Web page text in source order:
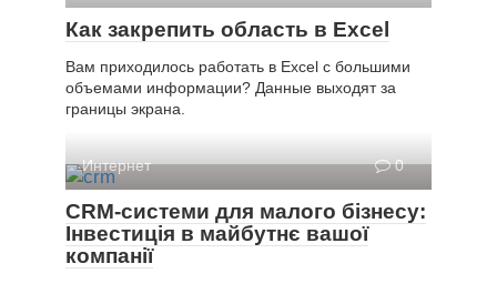
Как закрепить область в Excel
Вам приходилось работать в Excel с большими
объемами информации? Данные выходят за
границы экрана.
Интернет 0
CRM-системи для малого бізнесу:
Інвестиція в майбутнє вашої
компанії